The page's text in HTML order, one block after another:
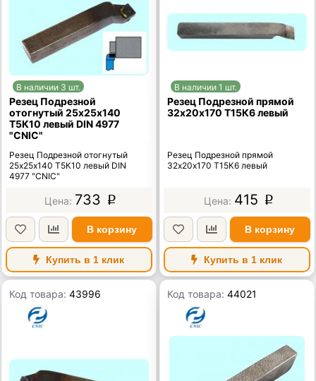
В наличии 3 шт.
Резец Подрезной
отогнутый 25х25х140
Т5К10 левый DIN 4977
"CNIC"
Резец Подрезной отогнутый
25х25х140 Т5К10 левый DIN
4977 "CNIC"
733 p
В корзину
Купить в 1 клик
В наличии 1 шт.
Резец Подрезной прямой
32х20х170 Т15К6 левый
Резец Подрезной прямой
32х20х170 Т15К6 левый
415 p
В корзину
Купить в 1 клик
Код товара:43996 Код товара:44021